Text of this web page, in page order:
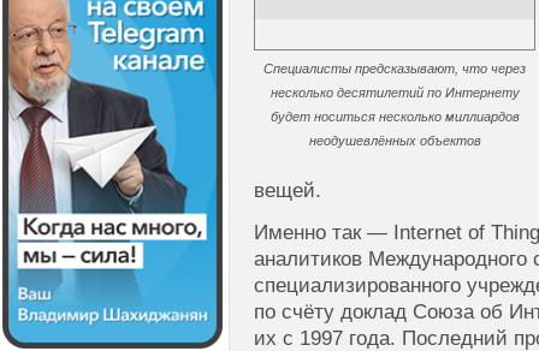
Специалисты предсказывают, что через
несколько десятилетий по Интернету
будет носиться несколько миллиардов
неодушевлённых объектов
вещей.
Именно так — Internet of
аналитиков
специализированного
по счёту доклад Союза об
их с 1997 года. Последний